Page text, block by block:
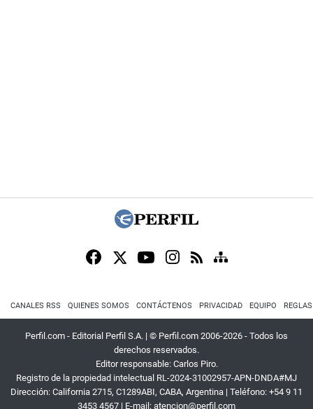
CANALES RSS QUIENES SOMOS CONTÁCTENOS PRIVACIDAD EQUIPO
Perfil.com - Editorial Perfil S.A. | © Perfil.com 2006-2026 - Todos los
derechos reservados.
Editor responsable: Carlos Piro.
Registro de la propiedad intelectual RL-2024-31002957-APN-DNDA#MJ
Dirección: California 2715, C1289ABI, CABA, Argentina | Teléfono: +54 9 11
3453 4567 | E-mail: atencion@perfil.com